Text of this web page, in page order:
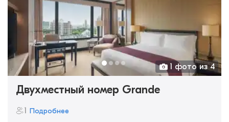
1 фото из 4
Двухместный номер Grande
1 Подробнее